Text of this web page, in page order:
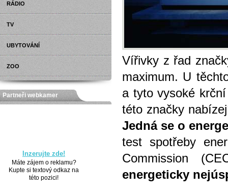
Vířivky z řad
maximum. U
a tyto vysoké
této značky
Jedná se o
test spotřeby
Commission
energeticky
RÁDIO
TV
UBYTOVÁNÍ
ZOO
Partneři webkamer
Inzerujte zde!
Máte zájem o reklamu?
Kupte si textový odkaz na
této pozici!